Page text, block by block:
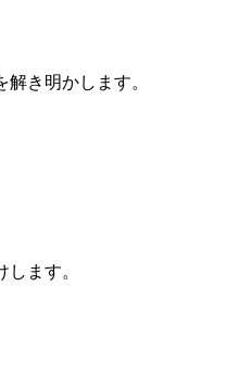
き明かします。
ます。